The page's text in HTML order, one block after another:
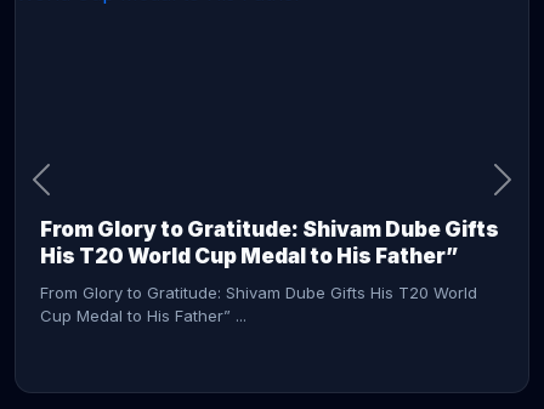
From Glory to Gratitude: Shivam Dube Gifts
His T20 World Cup Medal to His Father”
From Glory to Gratitude: Shivam Dube Gifts His T20 World
Cup Medal to His Father” ...